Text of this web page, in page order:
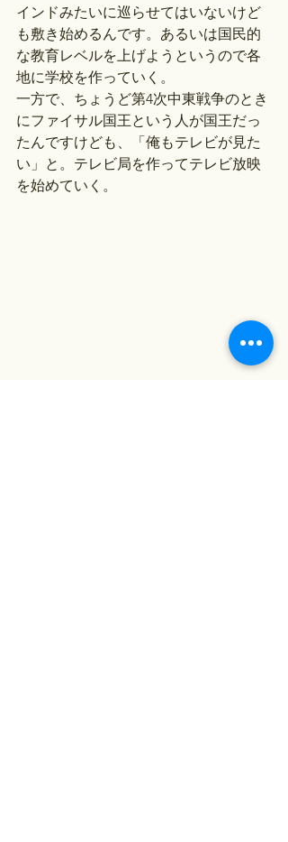
インドみたいに巡らせてはいないけど
も敷き始めるんです。あるいは国民的
な教育レベルを上げようというので各
地に学校を作っていく。
一方で、ちょうど第4次中東戦争のとき
にファイサル国王という人が国王だっ
たんですけども、「俺もテレビが見た
い」と。テレビ局を作ってテレビ放映
を始めていく。